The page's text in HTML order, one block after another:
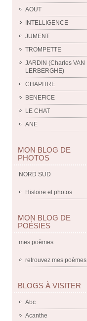
AOUT
INTELLIGENCE
JUMENT
TROMPETTE
JARDIN (Charles VAN
LERBERGHE)
CHAPITRE
BENEFICE
LE CHAT
ANE
MON BLOG DE
PHOTOS
NORD SUD
Histoire et photos
MON BLOG DE
POÉSIES
mes poèmes
retrouvez mes poèmes
BLOGS À VISITER
Abc
Acanthe